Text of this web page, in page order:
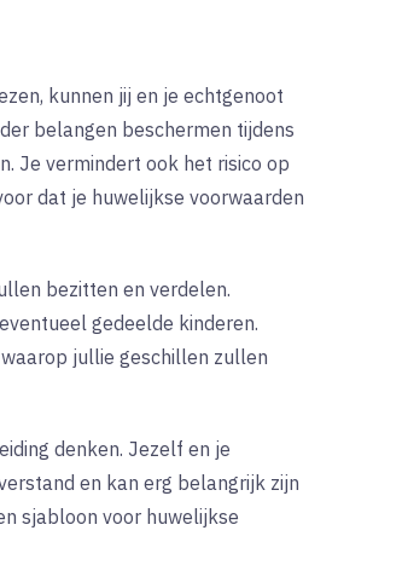
kunnen jij en je echtgenoot
belangen beschermen tijdens
Je vermindert ook het risico op
dat je huwelijkse voorwaarden
bezitten en verdelen.
gedeelde kinderen.
jullie geschillen zullen
denken. Jezelf en je
en kan erg belangrijk zijn
sjabloon voor huwelijkse